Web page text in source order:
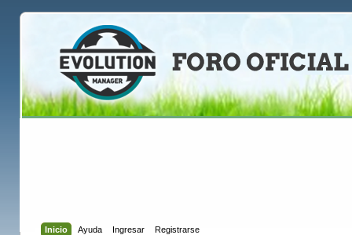
Inicio Ayuda Ingresar Registrarse